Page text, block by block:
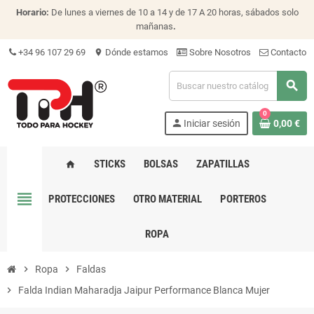
Horario: De lunes a viernes de 10 a 14 y de 17 A 20 horas, sábados solo
mañanas.
+34 96 107 29 69 location_on Dónde estamos Sobre Nosotros Contacto
search
person Iniciar sesión
0
0,00 €
view_headline
home STICKS BOLSAS ZAPATILLAS
PROTECCIONES OTRO MATERIAL PORTEROS
ROPA
chevron_right Ropa chevron_right
Faldas
chevron_right
Falda Indian Maharadja Jaipur Performance Blanca Mujer